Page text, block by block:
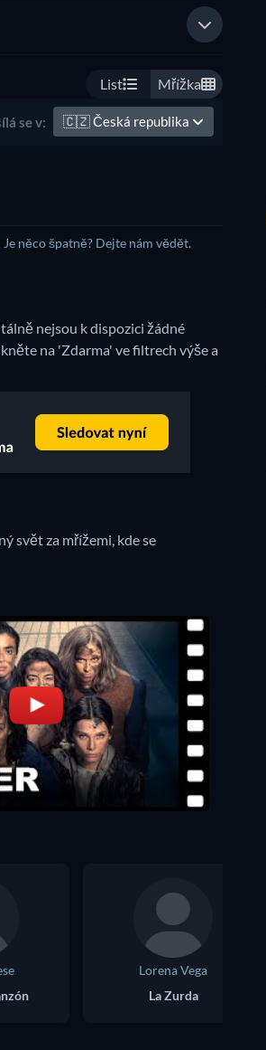
List Mřížka
se v: 🇨🇿Česká republika
Je něco špatně? Dejte nám vědět.
nejsou k dispozici žádné
na 'Zdarma' ve filtrech výše a
svět za mřížemi, kde se
Lorena Vega
La Zurda